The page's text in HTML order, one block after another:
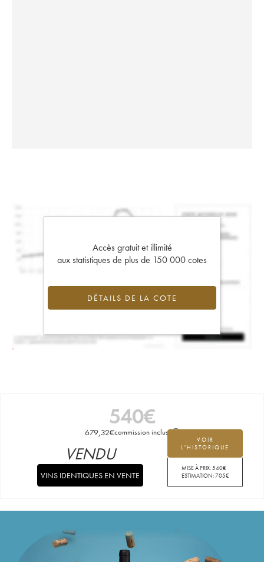
Accès gratuit et illimité
aux statistiques de plus de 150 000 cotes
DÉTAILS DE LA COTE
540€
679,32€commission incluse
VOIR
L'HISTORIQUE
MISE À PRIX:540€
ESTIMATION:705€
VENDU
VINS IDENTIQUES EN VENTE